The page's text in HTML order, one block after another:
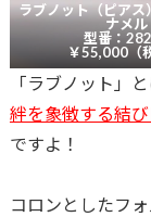
ラブノット（ピアス
ナメル
型番：
￥55,000（
「ラブノット」
絆を象徴する結び
ですよ！
コロンとしたフ